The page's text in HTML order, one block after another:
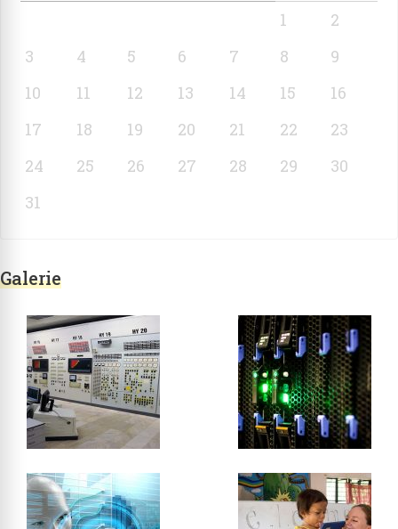
1
2
3
4 5 6 7 8
9
10
11 12 13 14 15
16
17
18 19 20 21 22
23
24
25 26 27 28 29
30
31
Galerie